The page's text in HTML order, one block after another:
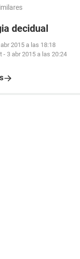
decidual
2015 a las 18:18
- 3 abr 2015 a las 20:24